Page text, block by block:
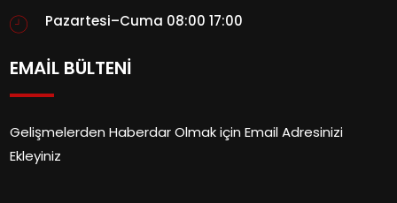
Pazartesi–Cuma 08:00 17:00
EMAİL BÜLTENİ
Gelişmelerden Haberdar Olmak için Email Adresinizi
Ekleyiniz